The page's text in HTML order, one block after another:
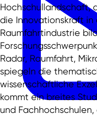
Hochschullandschaft,
die Innovationskraft
Raumfahrtindustrie
Radar, Raumfahrt,
spiegeln die
wissenschaftliche
kommt ein breites
und